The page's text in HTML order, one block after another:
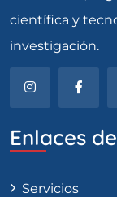
científica y
investigación.
Enlaces
Servicios